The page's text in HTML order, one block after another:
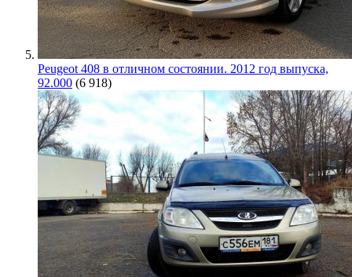
Peugeot 408 в отличном состоянии. 2012 год выпуска,
92.000 (6 918)